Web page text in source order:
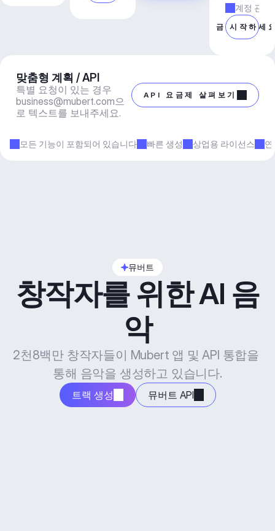
계정 관리
지금 시작하세
맞춤형 계획 / API
business@mubert.com으
로 텍스트를 보내주세요.
API 요금제 살펴보기
모든 기능이 포함되어 있습니다 빠른 생성 상업용 라이선스
뮤버트
창작자를 위한 AI 음
악
2천8백만 창작자들이 Mubert 앱 및 API 통합을
통해 음악을 생성하고 있습니다.
트랙 생성 뮤버트 API